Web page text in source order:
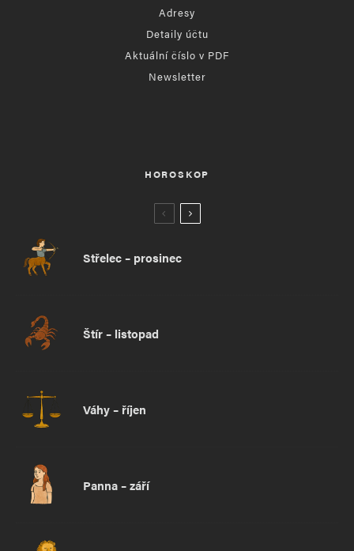
Adresy
Detaily účtu
Aktuální číslo v PDF
Newsletter
HOROSKOP
Střelec – prosinec
Štír – listopad
Váhy – říjen
Panna – září